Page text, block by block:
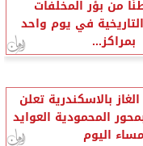
935 طنًا من بؤر المخلفات
في يوم واحد
بمراكز...
بالاسكندرية تعلن
المحمودية العوايد
مساء اليوم